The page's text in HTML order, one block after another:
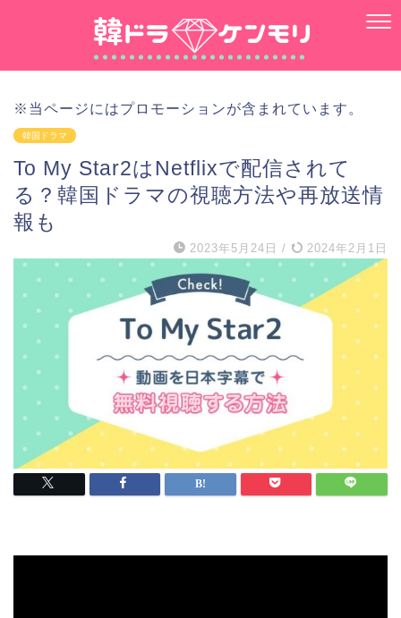
※当ページにはプロモーションが含まれています。
韓国ドラマ
To My Star2はNetflixで配信されて
る？韓国ドラマの視聴方法や再放送情
報も
2023年5月24日 / 2024年2月1日